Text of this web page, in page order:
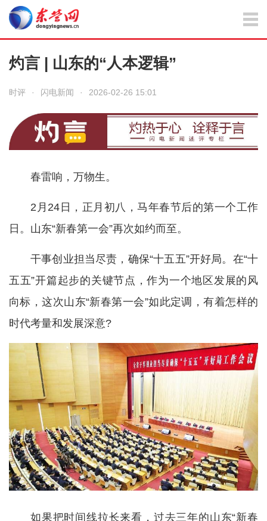
灼言 | 山东的“人本逻辑”
时评 · 闪电新闻 · 2026-02-26 15:01
春雷响，万物生。
2月24日，正月初八，马年春节后的第一个工作
日。山东“新春第一会”再次如约而至。
干事创业担当尽责，确保“十五五”开好局。在“十
五五”开篇起步的关键节点，作为一个地区发展的风
向标，这次山东“新春第一会”如此定调，有着怎样的
时代考量和发展深意?
如果把时间线拉长来看，过去三年的山东“新春